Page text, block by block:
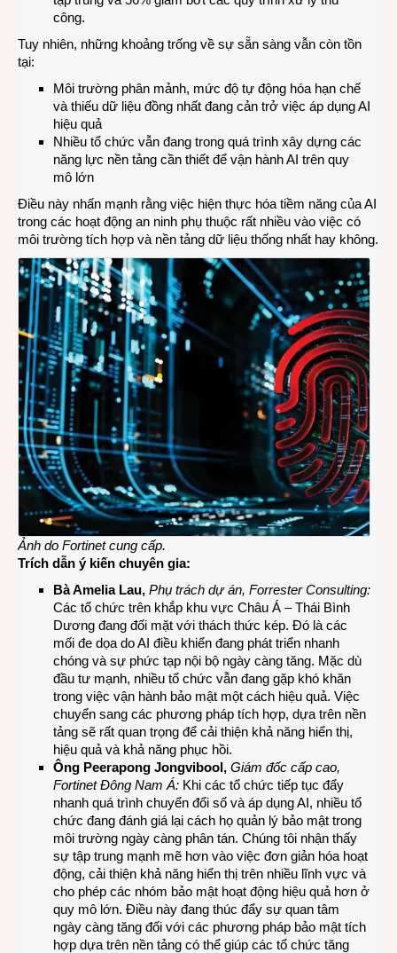
công.
Tuy nhiên, những khoảng trống về sự sẵn sàng vẫn còn tồn
tại:
Môi trường phân mảnh, mức độ tự động hóa hạn chế
và thiếu dữ liệu đồng nhất đang cản trở việc áp dụng AI
hiệu quả
Nhiều tổ chức vẫn đang trong quá trình xây dựng các
năng lực nền tảng cần thiết để vận hành AI trên quy
mô lớn
Điều này nhấn mạnh rằng việc hiện thực hóa tiềm năng của AI
trong các hoạt động an ninh phụ thuộc rất nhiều vào việc có
môi trường tích hợp và nền tảng dữ liệu thống nhất hay không.
Ảnh do Fortinet cung cấp.
Trích dẫn ý kiến chuyên gia:
BàAmelia Lau, Phụ trách dự án, Forrester Consulting:
Các tổ chức trên khắp khu vực Châu Á – Thái Bình
Dương đang đối mặt với thách thức kép. Đó là các
mối đe dọa do AI điều khiển đang phát triển nhanh
chóng và sự phức tạp nội bộ ngày càng tăng. Mặc dù
đầu tư mạnh, nhiều tổ chức vẫn đang gặp khó khăn
trong việc vận hành bảo mật một cách hiệu quả. Việc
chuyển sang các phương pháp tích hợp, dựa trên nền
tảng sẽ rất quan trọng để cải thiện khả năng hiển thị,
hiệu quả và khả năng phục hồi.
Ông Peerapong Jongvibool, Giám đốc cấp cao,
Fortinet Đông Nam Á: Khi các tổ chức tiếp tục đẩy
nhanh quá trình chuyển đổi số và áp dụng AI, nhiều tổ
chức đang đánh giá lại cách họ quản lý bảo mật trong
môi trường ngày càng phân tán. Chúng tôi nhận thấy
sự tập trung mạnh mẽ hơn vào việc đơn giản hóa hoạt
động, cải thiện khả năng hiển thị trên nhiều lĩnh vực và
cho phép các nhóm bảo mật hoạt động hiệu quả hơn ở
quy mô lớn. Điều này đang thúc đẩy sự quan tâm
ngày càng tăng đối với các phương pháp bảo mật tích
hợp dựa trên nền tảng có thể giúp các tổ chức tăng